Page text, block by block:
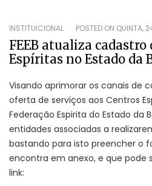
INSTITUICIONAL POSTED ON QUINTA,
FEEB atualiza cadastro
Espíritas no Estado da
Visando aprimorar os canais de
oferta de serviços aos Centros
Federação Espirita do Estado da
entidades associadas a
bastando para isto preencher o
encontra em anexo, e que pode
link: